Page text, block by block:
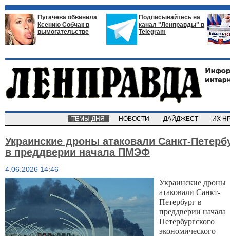
Пугачева обвинила
Ксению Собчак в
вымогательстве
Подписывайтесь на
канал "Ленправды" в
Telegram
ТЕМЫ ДНЯ НОВОСТИ ДАЙДЖЕСТ ИХ
Украинские дроны атаковали Санкт-
в преддверии начала ПМЭФ
4.06.2026 14:46
Украинские дроны
атаковали Санкт-
Петербург в
преддверии начала
Петербургского
экономического